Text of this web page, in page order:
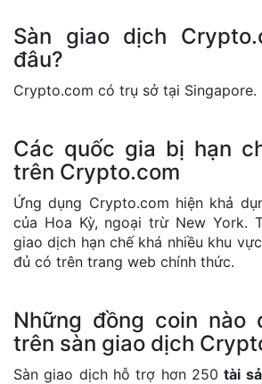
Sàn giao dịch
đâu?
Crypto.com có trụ sở tại Singapore.
Các quốc gia bị hạn
trên Crypto.com
Ứng dụng Crypto.com hiện khả
của Hoa Kỳ, ngoại trừ New York.
giao dịch hạn chế khá nhiều khu
đủ có trên trang web chính thức.
Những đồng coin nào
trên sàn giao dịch
Sàn giao dịch hỗ trợ hơn 250tài